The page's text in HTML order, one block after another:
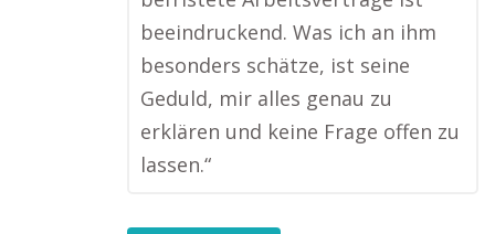
beeindruckend. Was ich an ihm
besonders schätze, ist seine
Geduld, mir alles genau zu
erklären und keine Frage offen zu
lassen.“